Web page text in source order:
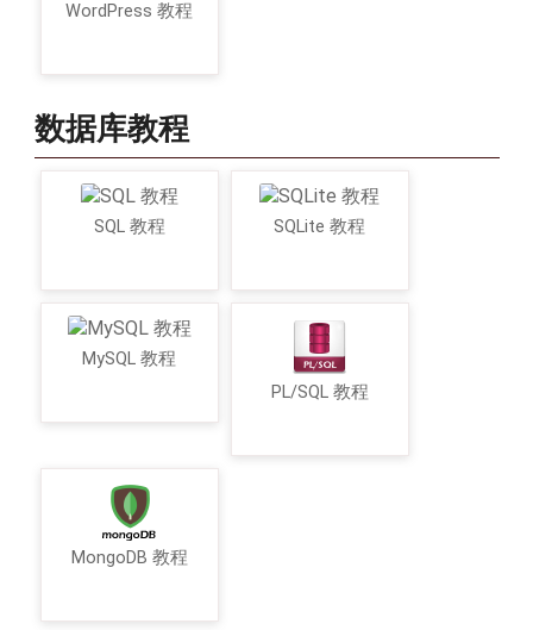
WordPress 教程
数据库教程
SQL 教程 SQLite 教程
MySQL 教程
PL/SQL 教程
MongoDB 教程